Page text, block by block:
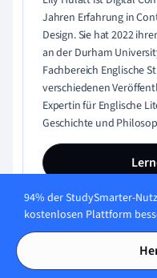
Jahren Erfahrung in
Design. Sie hat 2022
an der Durham
Fachbereich Englische
verschiedenen
Expertin für Englische
Geschichte und
Inhaltliche Qualität
94% der StudySmarter-
kostenlosen Plattform